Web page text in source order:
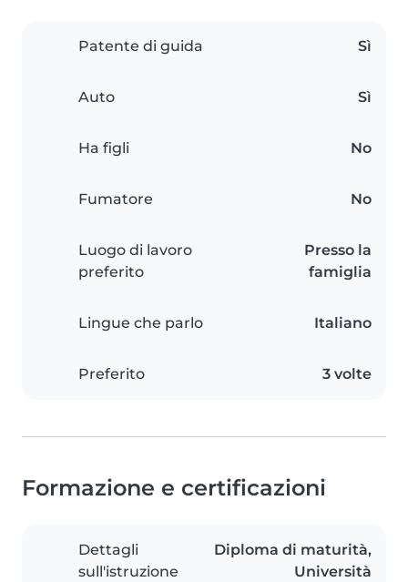
Patente di guida Sì
Auto Sì
Ha figli No
Fumatore No
Luogo di lavoro
preferito
Presso la
famiglia
Lingue che parlo Italiano
Preferito 3 volte
Formazione e certificazioni
Dettagli
sull'istruzione
Diploma di maturità,
Università